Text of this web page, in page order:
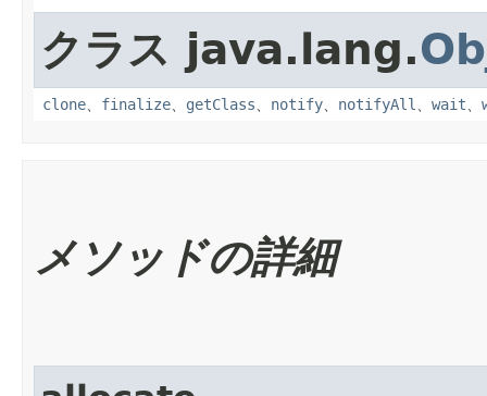
クラス java.lang.
clone、 finalize、 getClass、 notify、 notifyAll、 wait、
メソッドの詳細